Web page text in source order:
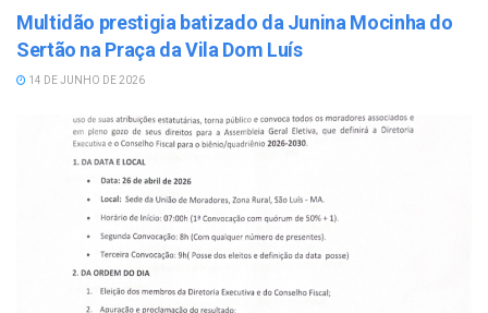
Multidão prestigia batizado da Junina Mocinha do
Sertão na Praça da Vila Dom Luís
14 DE JUNHO DE 2026